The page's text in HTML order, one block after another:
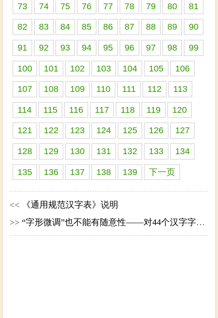
73 74 75 76 77 78 79 80 81
82 83 84 85 86 87 88 89 90
91 92 93 94 95 96 97 98 99
100 101 102 103 104 105 106
107 108 109 110 111 112 113
114 115 116 117 118 119 120
121 122 123 124 125 126 127
128 129 130 131 132 133 134
135 136 137 138 139 下一页
<<
《通用规范汉字表》说明
>>“字形微调”也不能有随意性——对44个汉字字形微调的看法